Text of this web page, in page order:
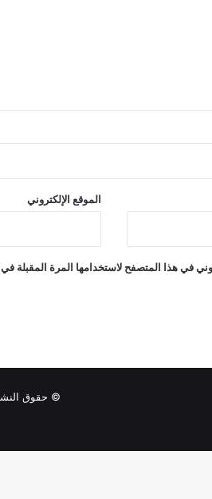
الموقع الإلكتروني
في هذا المتصفح لاستخدامها المرة المقبلة
© حقوق النشر 2026، جميع الحقوق